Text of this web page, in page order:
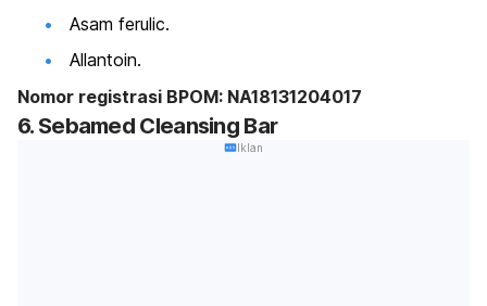
Asam ferulic.
Allantoin.
Nomor registrasi BPOM: NA18131204017
6. Sebamed Cleansing Bar
Iklan